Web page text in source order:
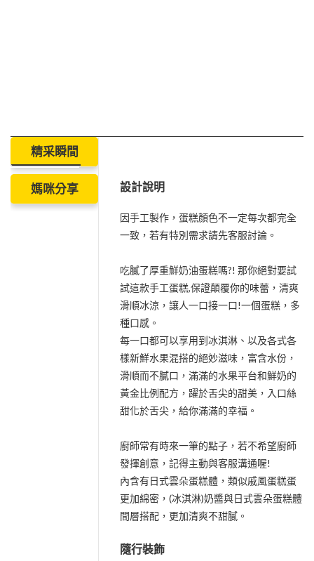
精采瞬間
媽咪分享 設計說明
因手工製作，蛋糕顏色不一定每次都完全
一致，若有特別需求請先客服討論。
吃膩了厚重鮮奶油蛋糕嗎?! 那你絕對要試
試這款手工蛋糕,保證顛覆你的味蕾，清爽
滑順冰涼，讓人一口接一口!一個蛋糕，多
種口感。
每一口都可以享用到冰淇淋、以及各式各
樣新鮮水果混搭的絕妙滋味，富含水份，
滑順而不膩口，滿滿的水果平台和鮮奶的
黃金比例配方，躍於舌尖的甜美，入口絲
甜化於舌尖，給你滿滿的幸福。
廚師常有時來一筆的點子，若不希望廚師
發揮創意，記得主動與客服溝通喔!
內含有日式雲朵蛋糕體，類似戚風蛋糕蛋
更加綿密，(冰淇淋)奶醬與日式雲朵蛋糕體
間層搭配，更加清爽不甜膩。
隨行裝飾